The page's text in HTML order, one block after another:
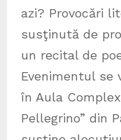
azi? Provocări
susţinută de
un recital de
Evenimentul se
în Aula
Pellegrino” din